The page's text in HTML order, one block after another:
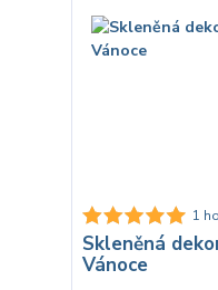
1
Skleněná
Vánoce